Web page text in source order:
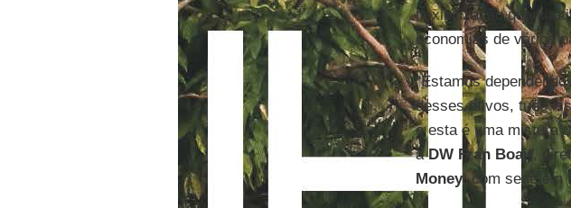
flexibilização
economias de vários
"Estamos
desses ativos, tudo
e esta é uma mistura
àDW Fran Boait,
Money, com sede em